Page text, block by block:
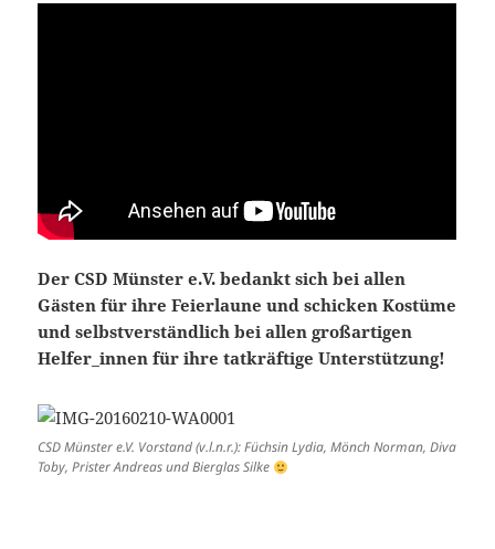
Der CSD Münster e.V. bedankt sich bei allen
Gästen für ihre Feierlaune und schicken Kostüme
und selbstverständlich bei allen großartigen
Helfer_innen für ihre tatkräftige Unterstützung!
CSD Münster e.V. Vorstand (v.l.n.r.): Füchsin Lydia, Mönch Norman, Diva
Toby, Prister Andreas und Bierglas Silke